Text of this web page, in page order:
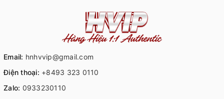
Email: hnhvvip@gmail.com
Điện thoại: +8493 323 0110
Zalo: 0933230110